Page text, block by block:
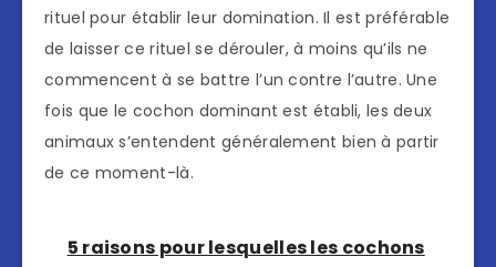
rituel pour établir leur domination. Il est préférable
de laisser ce rituel se dérouler, à moins qu’ils ne
commencent à se battre l’un contre l’autre. Une
fois que le cochon dominant est établi, les deux
animaux s’entendent généralement bien à partir
de ce moment-là.
5 raisons pour lesquelles les cochons